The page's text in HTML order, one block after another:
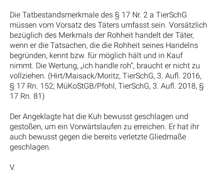
Die Tatbestandsmerkmale des § 17 Nr. 2 a TierSchG
müssen vom Vorsatz des Täters umfasst sein. Vorsätzlich
bezüglich des Merkmals der Rohheit handelt der Täter,
wenn er die Tatsachen, die die Rohheit seines Handelns
begründen, kennt bzw. für möglich hält und in Kauf
nimmt. Die Wertung, „ich handle roh“, braucht er nicht zu
vollziehen. (Hirt/Maisack/Moritz, TierSchG, 3. Aufl. 2016,
§ 17 Rn. 152; MüKoStGB/Pfohl, TierSchG, 3. Aufl. 2018, §
17 Rn. 81)
Der Angeklagte hat die Kuh bewusst geschlagen und
gestoßen, um ein Vorwärtslaufen zu erreichen. Er hat ihr
auch bewusst gegen die bereits verletzte Gliedmaße
geschlagen.
V.